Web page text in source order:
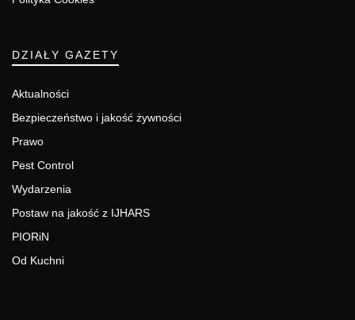
DZIAŁY GAZETY
Aktualności
Bezpieczeństwo i jakość żywności
Prawo
Pest Control
Wydarzenia
Postaw na jakość z IJHARS
PIORiN
Od Kuchni